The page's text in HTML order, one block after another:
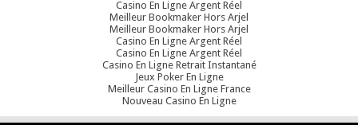
Casino En Ligne Argent Réel
Meilleur Bookmaker Hors Arjel
Meilleur Bookmaker Hors Arjel
Casino En Ligne Argent Réel
Casino En Ligne Argent Réel
Casino En Ligne Retrait Instantané
Jeux Poker En Ligne
Meilleur Casino En Ligne France
Nouveau Casino En Ligne